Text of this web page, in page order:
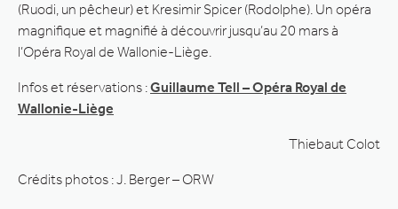
(Ruodi, un pêcheur) et Kresimir Spicer (Rodolphe). Un opéra
magnifique et magnifié à découvrir jusqu’au 20 mars à
l’Opéra Royal de Wallonie-Liège.
Infos et réservations :Guillaume Tell – Opéra Royal de
Wallonie-Liège
Thiebaut Colot
Crédits photos : J. Berger – ORW